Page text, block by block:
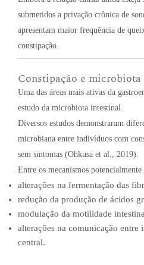
submetidos a privação crônica de
apresentam maior frequência de
constipação.
Constipação e
Uma das áreas mais ativas da
estudo da microbiota intestinal.
Diversos estudos demonstraram
microbiana entre indivíduos com
sem sintomas (Ohkusa et al., 2019).
Entre os mecanismos
alterações na fermentação das
redução da produção de ácidos
modulação da motilidade
alterações na comunicação entre
central.